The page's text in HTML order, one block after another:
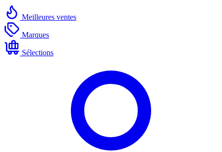
Meilleures ventes
Marques
Sélections